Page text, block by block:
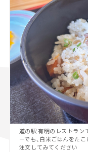
道の駅 有明のレストラン
ーでも、白米ごはんをた
注文してみてください